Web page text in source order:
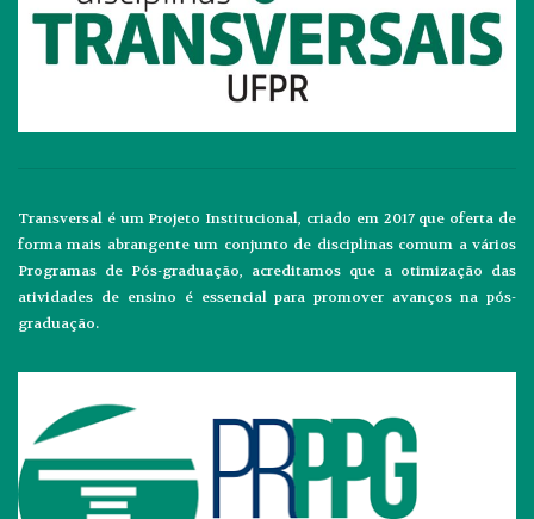
Transversal é um Projeto Institucional, criado em 2017 que oferta de
forma mais abrangente um conjunto de disciplinas comum a vários
Programas de Pós-graduação, acreditamos que a otimização das
atividades de ensino é essencial para promover avanços na pós-
graduação.